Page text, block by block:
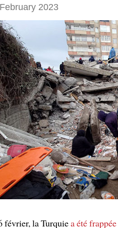
2023
février, la Turquiea été frappée